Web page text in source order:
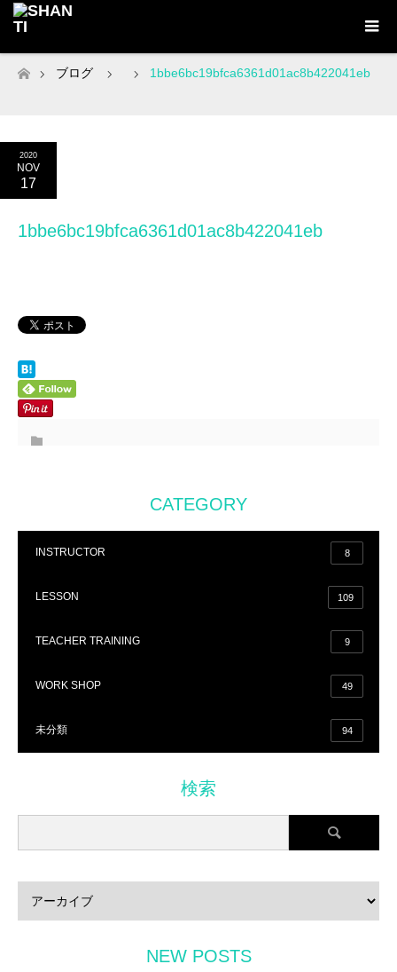
ホーム
ブログ 1bbe6bc19bfca6361d01ac8b422041eb
2020
NOV
17
1bbe6bc19bfca6361d01ac8b422041eb
CATEGORY
INSTRUCTOR 8
LESSON 109
TEACHER TRAINING 9
WORK SHOP 49
未分類 94
検索
NEW POSTS